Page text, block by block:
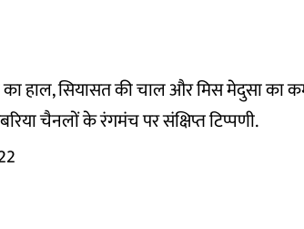
हाल, सियासत की चाल और मिस मेदुसा का
चैनलों के रंगमंच पर संक्षिप्त टिप्पणी.